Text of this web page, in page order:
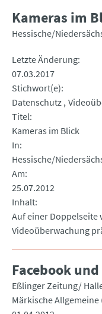
Kameras im
Hessische/
Letzte Änderung
07.03.2017
Stichwort(e)
Datenschutz
Titel
Kameras im Blick
In
Hessische/
Am
25.07.2012
Inhalt
Auf einer Doppelseite
Videoüberwachung
Facebook
Eßlinger Zeitung/
Märkische Allgemeine